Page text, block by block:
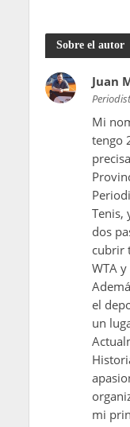
Sobre el autor
Juan
Mi
tengo
Tenis,
dos
cubrir
WTA
el
un
mi